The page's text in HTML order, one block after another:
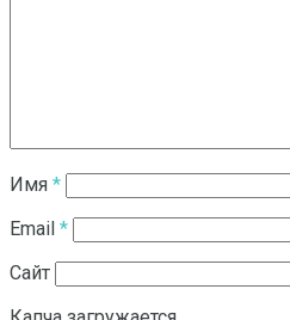
Имя *
Email *
Сайт